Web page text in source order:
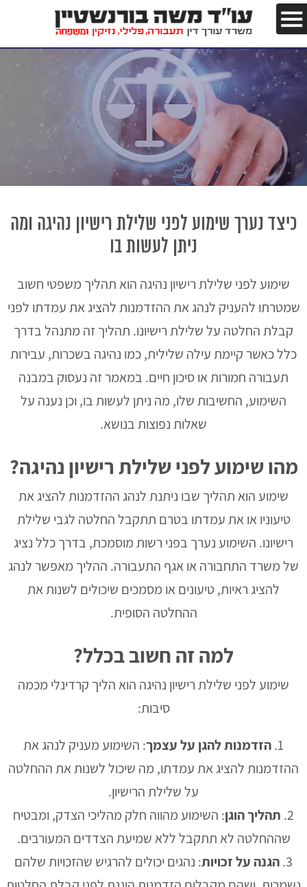
כיצד נערך שימוע לפני שלילת רישיון נהיגה ומה
ניתן לעשות בו
שימוע לפני שלילת רישיון נהיגה הוא תהליך משפטי חשוב
שמטרתו להעניק לנהג את ההזדמנות להציג את עמדתו לפני
קבלת החלטה על שלילת רישיונו. תהליך זה מתנהל בדרך
כלל כאשר קיימת עילה שלילית, כמו נהיגה בשכרות, עבירות
תעבורה חמורות או סיכון חיים. במאמר זה נעסוק במבנה
השימוע, החשיבות שלו, מה ניתן לעשות בו, וכן נענה על
שאלות נפוצות בנושא.
מהו שימוע לפני שלילת רישיון נהיגה?
שימוע הוא תהליך שבו ניתנת לנהג ההזדמנות להציג את
טיעוניו או את עמדתו בטרם תתקבל החלטה לגבי שלילת
רישיונו. השימוע נערך בפני רשות מוסמכת, בדרך כלל נציג
של משרד התחבורה או אגף התעבורה. ההליך מאפשר לנהג
להציג ראיות, טיעונים או מסמכים שיכולים לשנות את
ההחלטה הסופית.
למה זה חשוב בכלל?
שימוע לפני שלילת רישיון נהיגה הוא הליך קרדינלי מכמה
סיבות:
הזדמנות להגן על עצמך: השימוע מעניק לנהג את
ההזדמנות להציג את עמדתו, מה שיכול לשנות את ההחלטה
על שלילת הרישיון.
תהליך הוגן: השימוע מהווה חלק מהליכי הצדק, ומבטיח
שההחלטה לא תתקבל ללא שמיעת הצדדים המעורבים.
הגנה על זכויות: נהגים יכולים להרגיש שהזכויות שלהם